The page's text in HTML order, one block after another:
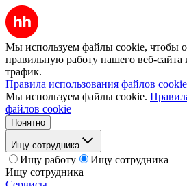
Мы используем файлы cookie, чтобы
правильную работу нашего веб-сайта
трафик.
Правила использования файлов cookie
Мы используем файлы cookie.
файлов cookie
Понятно
Ищу сотрудника
Ищу работу
Ищу сотрудника
Ищу сотрудника